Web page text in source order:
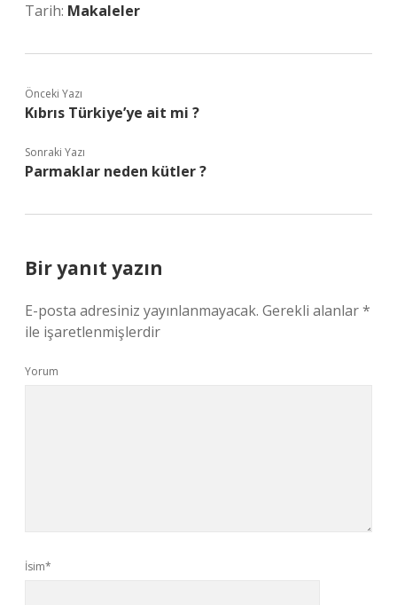
Tarih: Makaleler
Önceki Yazı
Kıbrıs Türkiye’ye ait mi ?
Sonraki Yazı
Parmaklar neden kütler ?
Bir yanıt yazın
E-posta adresiniz yayınlanmayacak. Gerekli alanlar*
ile işaretlenmişlerdir
Yorum
İsim*